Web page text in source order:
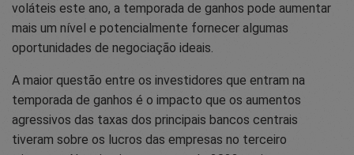
voláteis este ano, a temporada de ganhos pode aumentar
mais um nível e potencialmente fornecer algumas
oportunidades de negociação ideais.
A maior questão entre os investidores que entram na
temporada de ganhos é o impacto que os aumentos
agressivos das taxas dos principais bancos centrais
tiveram sobre os lucros das empresas no terceiro